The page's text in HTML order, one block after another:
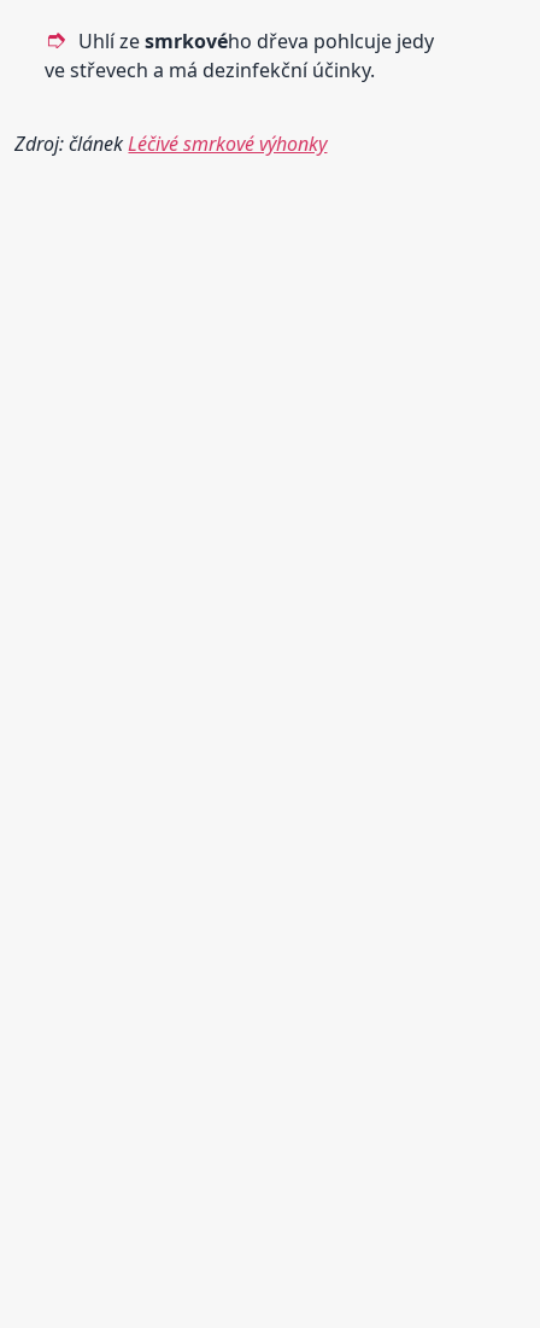
Uhlí zesmrkového dřeva pohlcuje jedy
ve střevech a má dezinfekční účinky.
Zdroj: článekLéčivé smrkové výhonky